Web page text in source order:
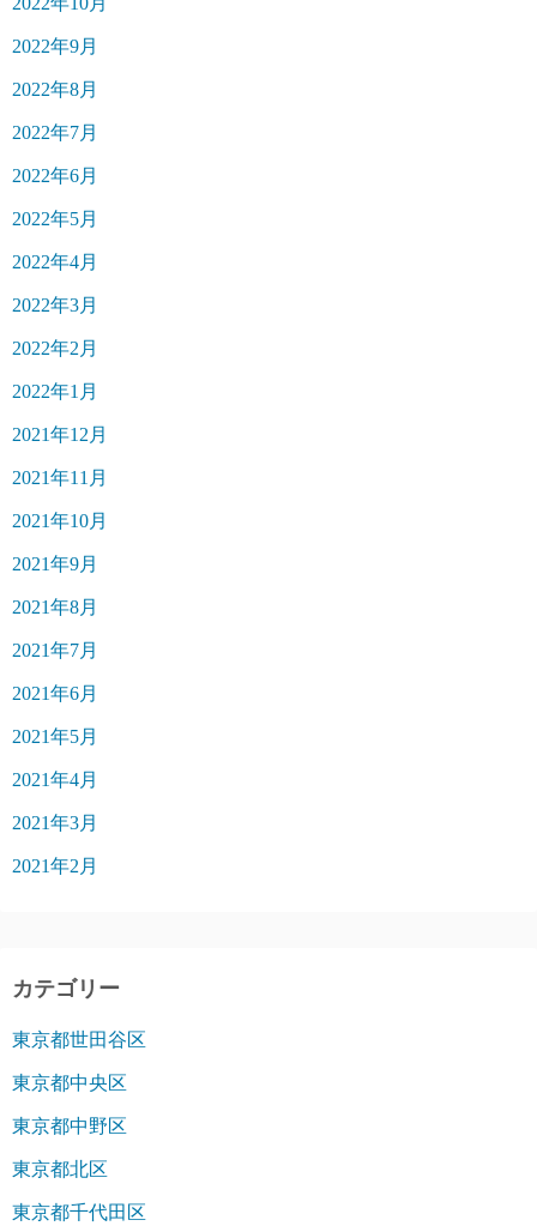
2022年9月
2022年8月
2022年7月
2022年6月
2022年5月
2022年4月
2022年3月
2022年2月
2022年1月
2021年12月
2021年11月
2021年10月
2021年9月
2021年8月
2021年7月
2021年6月
2021年5月
2021年4月
2021年3月
2021年2月
カテゴリー
東京都世田谷区
東京都中央区
東京都中野区
東京都北区
東京都千代田区